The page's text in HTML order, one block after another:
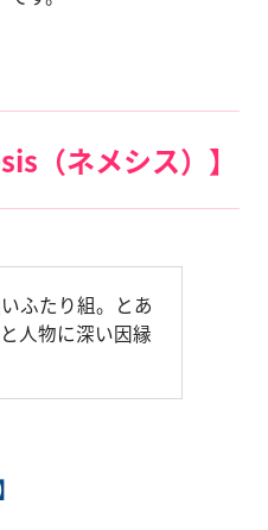
（ネメシス）】
ふたり組。とあ
人物に深い因縁